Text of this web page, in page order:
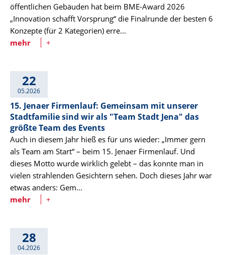
öffentlichen Gebäuden hat beim BME-Award 2026
„Innovation schafft Vorsprung“ die Finalrunde der besten 6
Konzepte (für 2 Kategorien) erre...
mehr
+
22
05.2026
15. Jenaer Firmenlauf: Gemeinsam mit unserer
Stadtfamilie sind wir als "Team Stadt Jena" das
größte Team des Events
Auch in diesem Jahr hieß es für uns wieder: „Immer gern
als Team am Start“ – beim 15. Jenaer Firmenlauf. Und
dieses Motto wurde wirklich gelebt – das konnte man in
vielen strahlenden Gesichtern sehen. Doch dieses Jahr war
etwas anders: Gem...
mehr
+
28
04.2026